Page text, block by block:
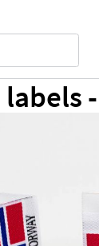
labels